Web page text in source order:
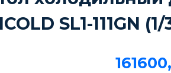
SL1-111GN